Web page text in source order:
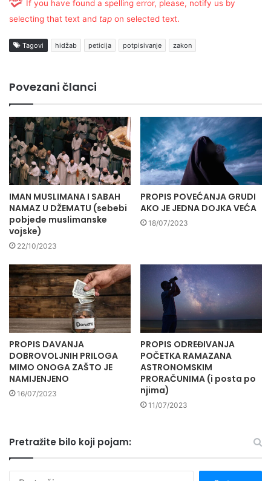
If you have found a spelling error, please, notify us by
selecting that text and tap on selected text.
Tagovi hidžab peticija potpisivanje zakon
Povezani članci
IMAN MUSLIMANA I SABAH
NAMAZ U DŽEMATU (sebebi
pobjede muslimanske
vojske)
22/10/2023
PROPIS POVEĆANJA GRUDI
AKO JE JEDNA DOJKA VEĆA
18/07/2023
PROPIS DAVANJA
DOBROVOLJNIH PRILOGA
MIMO ONOGA ZAŠTO JE
NAMIJENJENO
16/07/2023
PROPIS ODREĐIVANJA
POČETKA RAMAZANA
ASTRONOMSKIM
PRORAČUNIMA (i posta po
njima)
11/07/2023
Pretražite bilo koji pojam: